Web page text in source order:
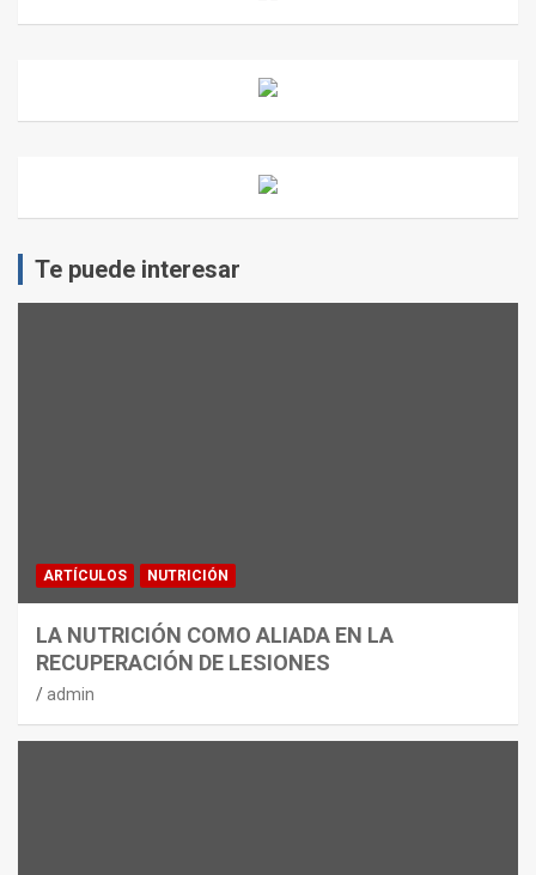
Te puede interesar
ARTÍCULOS NUTRICIÓN
LA NUTRICIÓN COMO ALIADA EN LA
RECUPERACIÓN DE LESIONES
admin